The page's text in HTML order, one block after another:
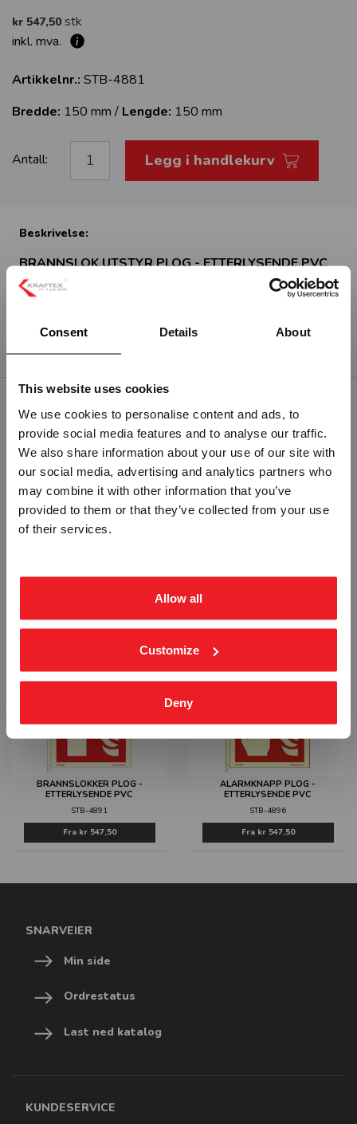
Consent Details About
This website uses cookies
We use cookies to personalise content and ads, to
provide social media features and to analyse our traffic.
We also share information about your use of our site with
our social media, advertising and analytics partners who
may combine it with other information that you’ve
provided to them or that they’ve collected from your use
of their services.
Allow all
Customize
Deny
kr 547,50 stk
inkl. mva.
Artikkelnr.: STB-4881
Bredde: 150 mm / Lengde: 150 mm
Antall: Legg i handlekurv
Beskrivelse:
BRANNSLOK.UTSTYR PLOG - ETTERLYSENDE PVC
Brannskilt med symbol om brannslokningsutstyr plog
RELATERTE PRODUKTER
INSTALLATION - ETTERLYSENDE
Frakr 400,00
ETTERLYSENDE PVC
Frakr 547,50
BRANNSLOKKER PLOG -
ETTERLYSENDE PVC
STB-4891
Fra kr 547,50
ALARMKNAPP PLOG -
ETTERLYSENDE PVC
STB-4896
Fra kr 547,50
SNARVEIER
Min side
Ordrestatus
Last ned katalog
KUNDESERVICE
Vennligst velg portal
BEDRIFT PRIVAT